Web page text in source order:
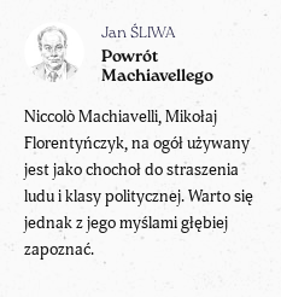
Jan ŚLIWA
Powrót
Machiavellego
Niccolò Machiavelli, Mikołaj
Florentyńczyk, na ogół używany
jest jako chochoł do straszenia
ludu i klasy politycznej. Warto się
jednak z jego myślami głębiej
zapoznać.